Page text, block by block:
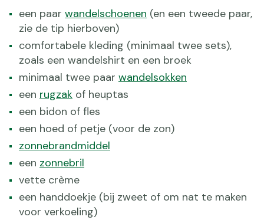
een paar wandelschoenen (en een tweede paar,
zie de tip hierboven)
comfortabele kleding (minimaal twee sets),
zoals een wandelshirt en een broek
minimaal twee paar wandelsokken
een rugzak of heuptas
een bidon of fles
een hoed of petje (voor de zon)
zonnebrandmiddel
een zonnebril
vette crème
een handdoekje (bij zweet of om nat te maken
voor verkoeling)